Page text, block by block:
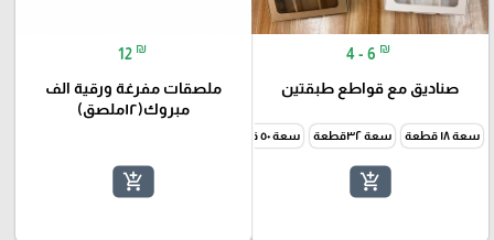
4 - 6 ₪
صناديق مع قواطع طبقتين
سعة ١٨ قطعة سعة ٣٢قطعة سعة ٥٠ قطعة
add_shopping_cart
12 ₪
ملصقات مفرغة ورقية الف
مبروك(١٢ملصق)
add_shopping_cart